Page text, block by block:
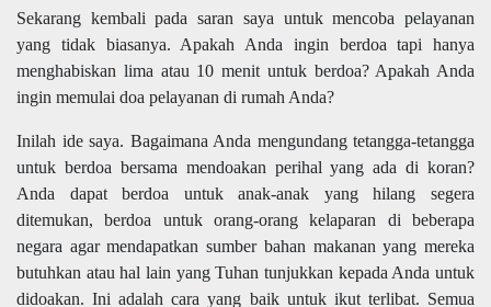
Sekarang kembali pada saran saya untuk mencoba pelayanan
yang tidak biasanya. Apakah Anda ingin berdoa tapi hanya
menghabiskan lima atau 10 menit untuk berdoa? Apakah Anda
ingin memulai doa pelayanan di rumah Anda?
Inilah ide saya. Bagaimana Anda mengundang tetangga-tetangga
untuk berdoa bersama mendoakan perihal yang ada di koran?
Anda dapat berdoa untuk anak-anak yang hilang segera
ditemukan, berdoa untuk orang-orang kelaparan di beberapa
negara agar mendapatkan sumber bahan makanan yang mereka
butuhkan atau hal lain yang Tuhan tunjukkan kepada Anda untuk
didoakan. Ini adalah cara yang baik untuk ikut terlibat. Semua